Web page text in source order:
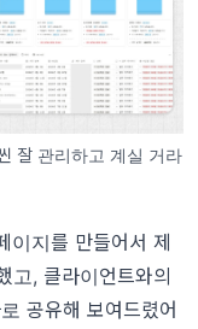
잘 관리하고 계실 거라
이지를 만들어서 제
고, 클라이언트와의
공유해 보여드렸어